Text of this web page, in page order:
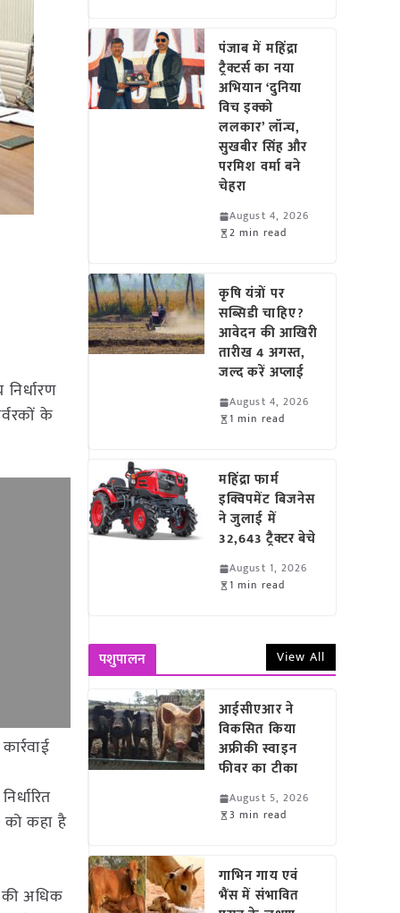
के
को कहा है
की अधिक
पंजाब में महिंद्रा
ट्रैक्टर्स का नया
अभियान ‘दुनिया
विच इक्को
ललकार’ लॉन्च,
सुखबीर सिंह और
परमिश वर्मा बने
चेहरा
August 4, 2026
2 min read
कृषि यंत्रों पर
सब्सिडी चाहिए?
आवेदन की आखिरी
तारीख 4 अगस्त,
जल्द करें अप्लाई
August 4, 2026
1 min read
महिंद्रा फार्म
इक्विपमेंट बिजनेस
ने जुलाई में
32,643 ट्रैक्टर बेचे
August 1, 2026
1 min read
पशुपालन View All
आईसीएआर ने
विकसित किया
अफ्रीकी स्वाइन
फीवर का टीका
August 5, 2026
3 min read
गाभिन गाय एवं
भैंस में संभावित